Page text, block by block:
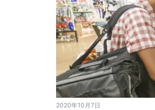
2020年10月7日